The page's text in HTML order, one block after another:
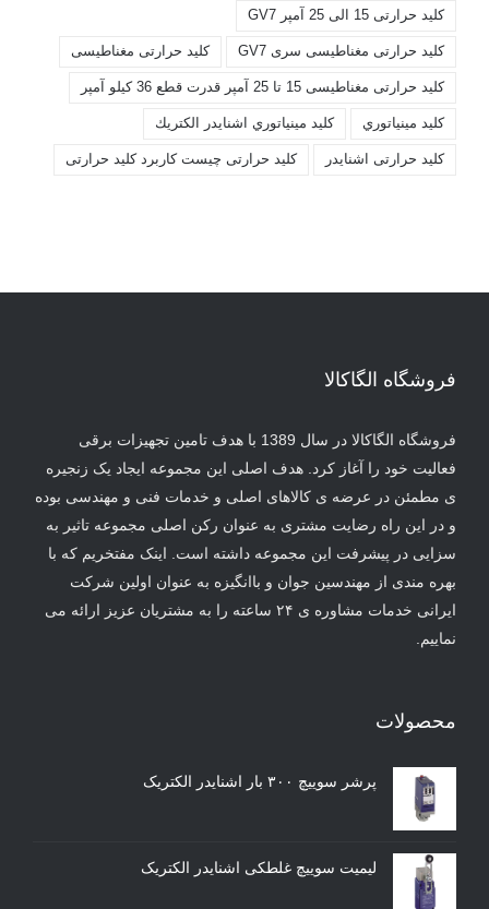
کليد حرارتی 15 الی 25 آمپر GV7
کليد حرارتی مغناطيسی سری GV7 کليد حرارتی مغناطیسی
کليد حرارتی مغناطیسی 15 تا 25 آمپر قدرت قطع 36 کیلو آمپر
کليد مينياتوري کليد مينياتوري اشنايدر الكتريك
کلید حرارتی اشنایدر کلید حرارتی چیست کاربرد کلید حرارتی
فروشگاه الگاکالا
فروشگاه الگاکالا در سال 1389 با هدف تامین تجهیزات برقی
فعالیت خود را آغاز کرد. هدف اصلی این مجموعه ایجاد یک زنجیره
ی مطمئن در عرضه ی کالاهای اصلی و خدمات فنی و مهندسی بوده
و در این راه رضایت مشتری به عنوان رکن اصلی مجموعه تاثیر به
سزایی در پیشرفت این مجموعه داشته است. اینک مفتخریم که با
بهره مندی از مهندسین جوان و باانگیزه به عنوان اولین شرکت
ایرانی خدمات مشاوره ی ۲۴ ساعته را به مشتریان عزیز ارائه می
نماییم.
محصولات
پرشر سوییچ ۳۰۰ بار اشنایدر الکتریک
لیمیت سوییچ غلطکی اشنایدر الکتریک